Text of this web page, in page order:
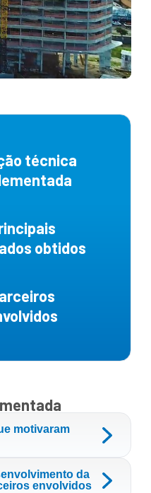
técnica
obtidos
motivaram
da
envolvidos